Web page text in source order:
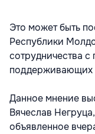
Это может быть
Республики
сотрудничества
поддерживающих
Данное мнение
Вячеслав
объявленное